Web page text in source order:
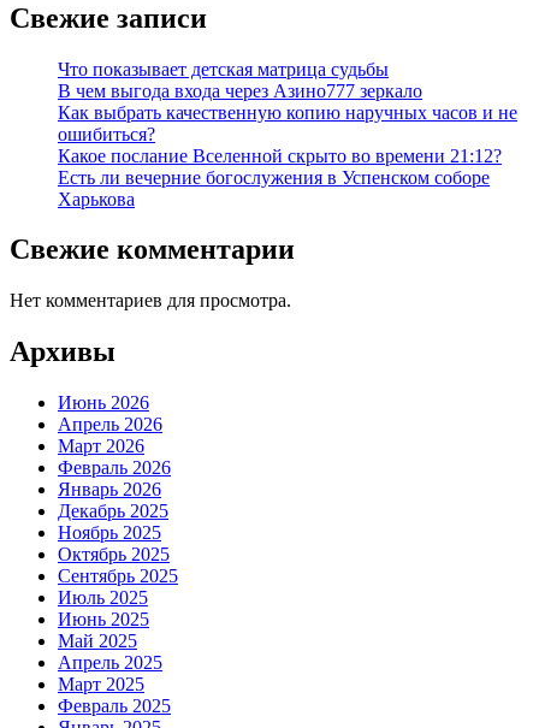
Свежие записи
Что показывает детская матрица судьбы
В чем выгода входа через Азино777 зеркало
Как выбрать качественную копию наручных часов и не
ошибиться?
Какое послание Вселенной скрыто во времени 21:12?
Есть ли вечерние богослужения в Успенском соборе
Харькова
Свежие комментарии
Нет комментариев для просмотра.
Архивы
Июнь 2026
Апрель 2026
Март 2026
Февраль 2026
Январь 2026
Декабрь 2025
Ноябрь 2025
Октябрь 2025
Сентябрь 2025
Июль 2025
Июнь 2025
Май 2025
Апрель 2025
Март 2025
Февраль 2025